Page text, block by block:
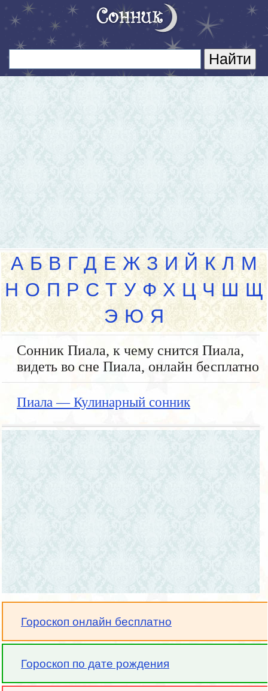
А Б В Г Д Е Ж З И Й К Л М
Н О П Р С Т У Ф Х Ц Ч Ш Щ
Э Ю Я
Сонник Пиала, к чему снится Пиала,
видеть во сне Пиала, онлайн бесплатно
Пиала — Кулинарный сонник
Гороскоп онлайн бесплатно
Гороскоп по дате рождения